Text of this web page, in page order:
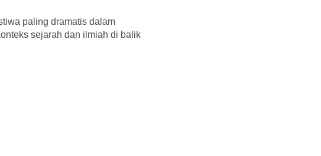
paling dramatis dalam
sejarah dan ilmiah di balik